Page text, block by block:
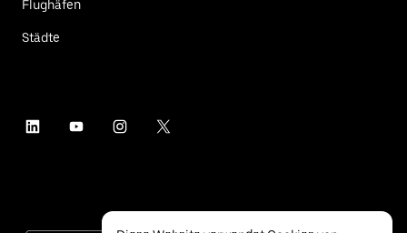
Flughäfen
Städte